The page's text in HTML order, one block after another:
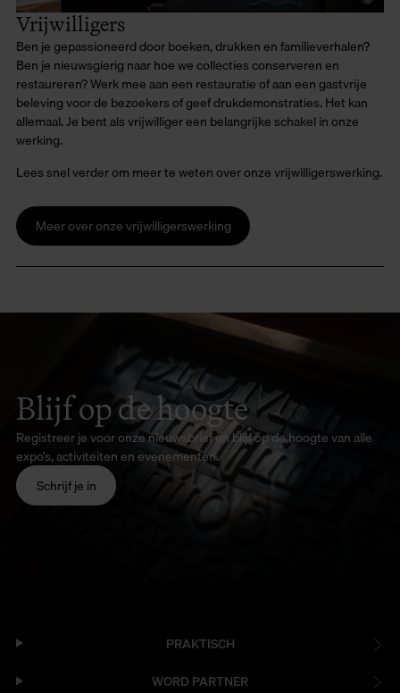
Vrijwilligers
Ben je gepassioneerd door boeken, drukken en familieverhalen?
Ben je nieuwsgierig naar hoe we collecties conserveren en
restaureren? Werk mee aan een restauratie of aan een gastvrije
beleving voor de bezoekers of geef drukdemonstraties. Het kan
allemaal. Je bent als vrijwilliger een belangrijke schakel in onze
werking.
Lees snel verder om meer te weten over onze vrijwilligerswerking.
Meer over onze vrijwilligerswerking
Blijf op de hoogte
Registreer je voor onze nieuwsbrief en blijf op de hoogte van alle
expo’s, activiteiten en evenementen.
Schrijf je in
PRAKTISCH
WORD PARTNER